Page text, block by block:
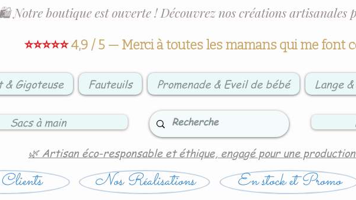
⭐⭐⭐⭐⭐4,9 / 5 — Merci à toutes les mamans qui me font
Notre boutique est ouverte ! Découvrez nos créations artisanales
& Gigoteuse Fauteuils Promenade & Eveil de bébé Lange
Sacs à main
🌿 Artisan éco-responsable et éthique, engagé pour une
Nos Réalisations En stock et Promo